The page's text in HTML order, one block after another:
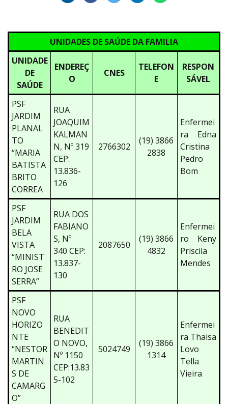
UNIDADES DE SAÚDE DA FAMILIA
UNIDADE
DE
SAÚDE
ENDEREÇ
O
CNES
TELEFON
E
RESPON
SÁVEL
PSF
JARDIM
PLANAL
TO
“MARIA
BATISTA
BRITO
CORREA
RUA
JOAQUIM
KALMAN
N, Nº 319
CEP:
13.836-
126
2766302
(19) 3866
2838
Enfermei
ra Edna
Cristina
Pedro
Bom
PSF
JARDIM
BELA
VISTA
“MINIST
RO JOSE
SERRA”
RUA DOS
FABIANO
S, Nº
340 CEP:
13.837-
130
2087650
(19) 3866
4832
Enfermei
ro Keny
Priscila
Mendes
PSF
NOVO
HORIZO
NTE
“NESTOR
MARTIN
S DE
CAMARG
O”
RUA
BENEDIT
O NOVO,
Nº 1150
CEP:13.83
5-102
5024749
(19) 3866
1314
Enfermei
ra Thaisa
Lovo
Tella
Vieira